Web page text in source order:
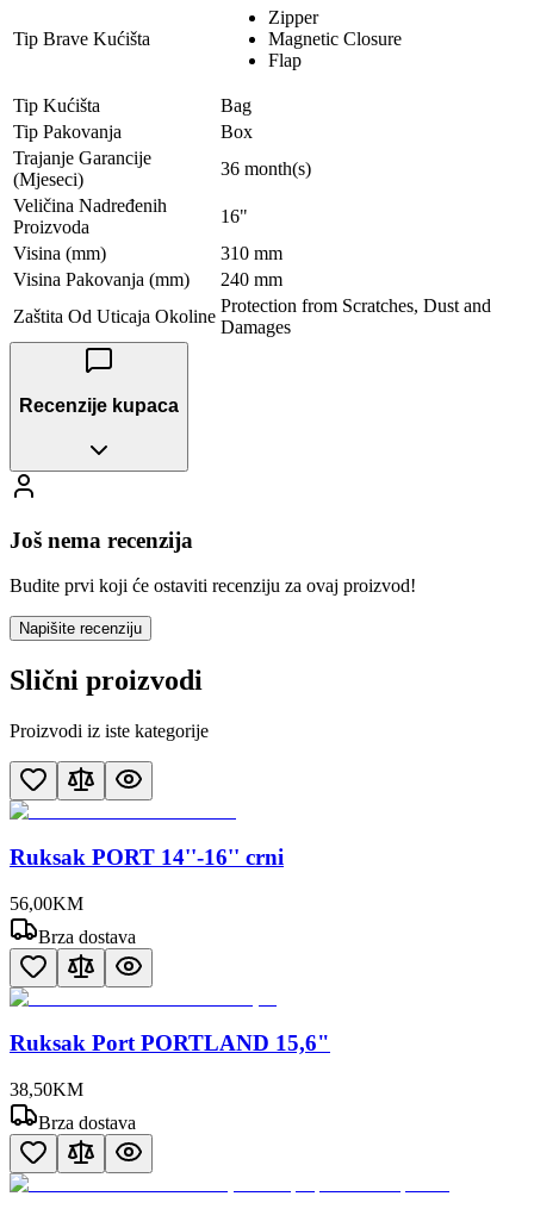
Tip Brave Kućišta
Zipper
Magnetic Closure
Flap
Tip Kućišta
Bag
Tip Pakovanja
Box
Trajanje Garancije
(Mjeseci)
36 month(s)
Veličina Nadređenih
Proizvoda
16"
Visina (mm)
310 mm
Visina Pakovanja (mm)
240 mm
Zaštita Od Uticaja Okoline
Protection from Scratches, Dust and
Damages
Recenzije kupaca
Još nema recenzija
Budite prvi koji će ostaviti recenziju za ovaj proizvod!
Napišite recenziju
Slični proizvodi
Proizvodi iz iste kategorije
Ruksak PORT 14''-16'' crni
56,00KM
Brza dostava
Ruksak Port PORTLAND 15,6"
38,50KM
Brza dostava